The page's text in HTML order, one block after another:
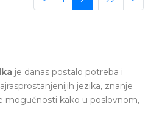
je danas postalo potreba i
jezika, znanje
mogućnosti kako u poslovnom,